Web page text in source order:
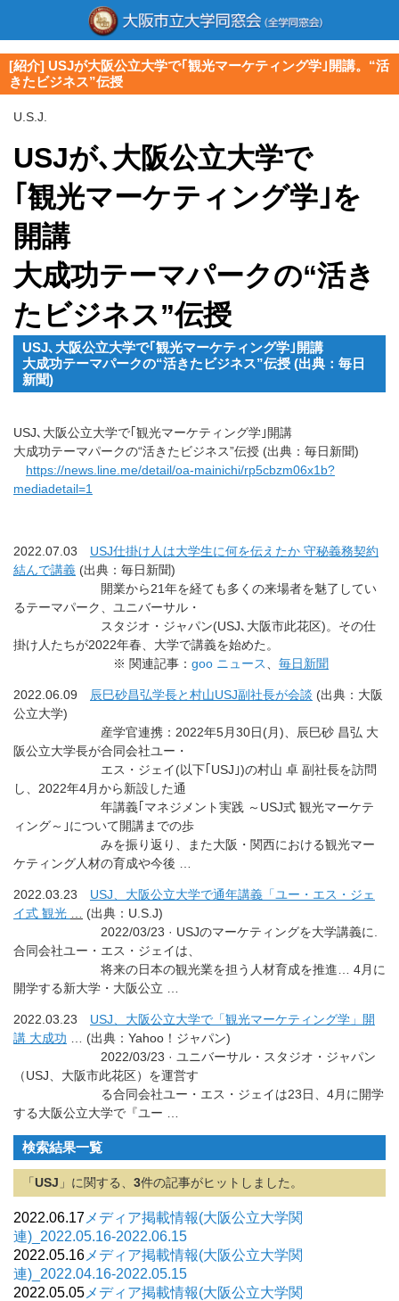
[紹介] USJが大阪公立大学で｢観光マーケティング学｣開講。“活
きたビジネス”伝授
U.S.J.
USJが､大阪公立大学で
｢観光マーケティング学｣を
開講
大成功テーマパークの“活き
たビジネス”伝授
USJ､大阪公立大学で｢観光マーケティング学｣開講
大成功テーマパークの“活きたビジネス”伝授 (出典：毎日
新聞)
USJ､大阪公立大学で｢観光マーケティング学｣開講
大成功テーマパークの“活きたビジネス”伝授 (出典：毎日新聞)
https://news.line.me/detail/oa-mainichi/rp5cbzm06x1b?
mediadetail=1
2022.07.03 USJ仕掛け人は大学生に何を伝えたか 守秘義務契約
結んで講義 (出典：毎日新聞)
開業から21年を経ても多くの来場者を魅了してい
るテーマパーク、ユニバーサル・
スタジオ・ジャパン(USJ､大阪市此花区)。その仕
掛け人たちが2022年春、大学で講義を始めた。
※ 関連記事： goo ニュース 毎日新聞
2022.06.09 辰巳砂昌弘学長と村山USJ副社長が会談 (出典：大阪
公立大学)
産学官連携：2022年5月30日(月)、辰巳砂 昌弘 大
阪公立大学長が合同会社ユー・
エス・ジェイ(以下｢USJ｣)の村山 卓 副社長を訪問
し、2022年4月から新設した通
年講義｢マネジメント実践 ～USJ式 観光マーケテ
ィング～｣について開講までの歩
みを振り返り、また大阪・関西における観光マー
ケティング人材の育成や今後 …
2022.03.23 USJ、大阪公立大学で通年講義「ユー・エス・ジェ
イ式 観光
(出典：U.S.J)
2022/03/23 · USJのマーケティングを大学講義に.
合同会社ユー・エス・ジェイは、
将来の日本の観光業を担う人材育成を推進… 4月に
開学する新大学・大阪公立 …
2022.03.23 USJ、大阪公立大学で「観光マーケティング学」開
講 大成功 … (出典：Yahoo！ジャパン)
2022/03/23 · ユニバーサル・スタジオ・ジャパン
（USJ、大阪市此花区）を運営す
る合同会社ユー・エス・ジェイは23日、4月に開学
する大阪公立大学で『ユー …
検索結果一覧
「 USJ 」に関する、 3件の記事がヒットしました。
2022.06.17 メディア掲載情報(大阪公立大学関
連)_2022.05.16-2022.06.15
2022.05.16 メディア掲載情報(大阪公立大学関
連)_2022.04.16-2022.05.15
2022.05.05 メディア掲載情報(大阪公立大学関